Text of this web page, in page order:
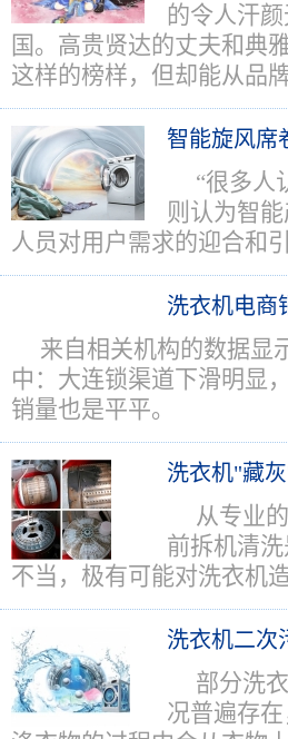
的令人汗
国。高贵贤达的丈夫和典
这样的榜样，但却能从品
智能旋风席
“很多人
则认为智
人员对用户需求的迎合和
洗衣机电商
来自相关机构的数据显
中：大连锁渠道下滑明显
销量也是平平。
洗衣机"藏
从专业
前拆机清
不当，极有可能对洗衣机
洗衣机二次
部分洗
况普遍存